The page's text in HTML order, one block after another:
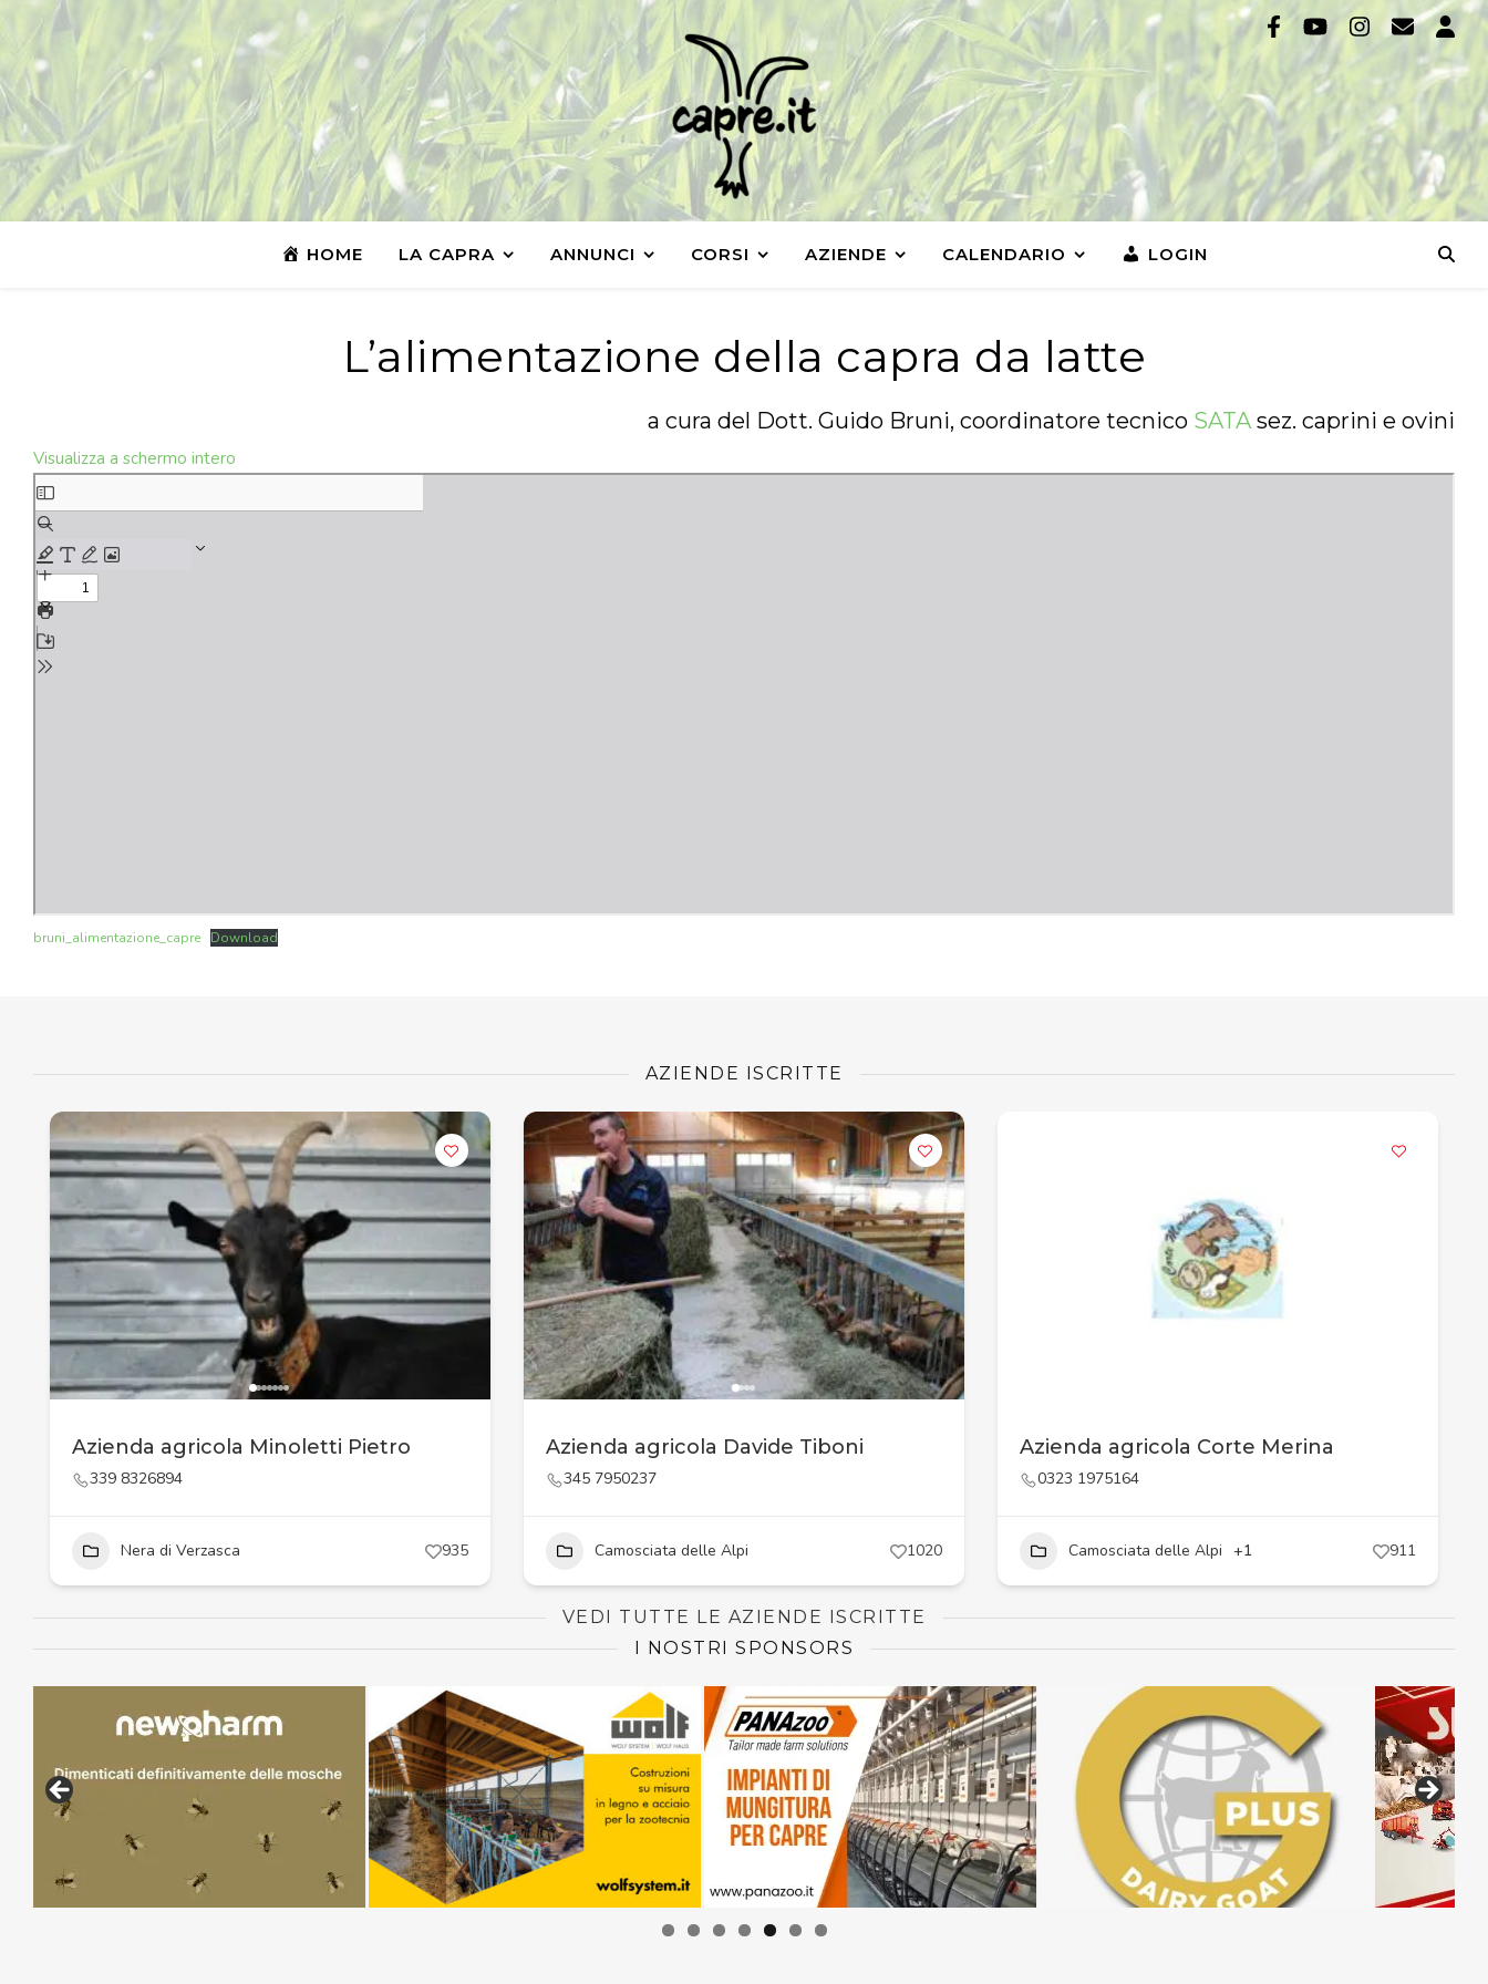
HOME LA CAPRA ANNUNCI CORSI AZIENDE CALENDARIO LOGIN
L’alimentazione della capra da latte
a cura del Dott. Guido Bruni, coordinatore tecnico SATA sez. caprini e ovini
Visualizza a schermo intero
Skip to PDF content
bruni_alimentazione_capre Download
AZIENDE ISCRITTE
Azienda agricola Minoletti Pietro
339 8326894
Nera di Verzasca 935
Azienda agricola Davide Tiboni
345 7950237
Camosciata delle Alpi 1020
Azienda agricola Corte Merina
0323 1975164
Camosciata delle Alpi +1 911
VEDI TUTTE LE AZIENDE ISCRITTE
I NOSTRI SPONSORS